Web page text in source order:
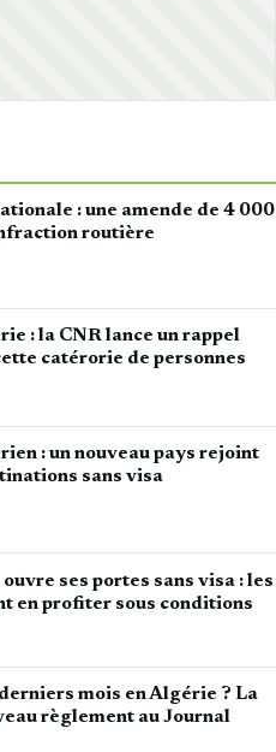
: une amende de 4 000
routière
: la CNR lance un rappel
catérorie de personnes
: un nouveau pays rejoint
sans visa
ses portes sans visa : les
en profiter sous conditions
mois en Algérie ? La
règlement au Journal